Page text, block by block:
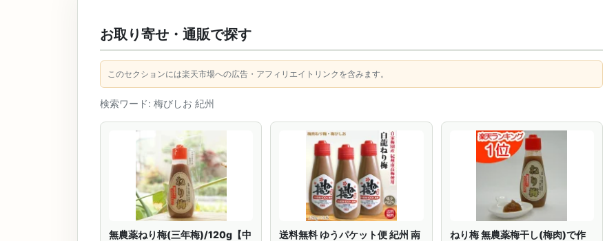
お取り寄せ・通販で探す
このセクションには楽天市場への広告・アフィリエイトリンクを含みます。
検索ワード: 梅びしお 紀州
無農薬ねり梅(三年梅)/120g【中
送料無料 ゆうパケット便 紀州 南
ねり梅 無農薬梅干し(梅肉)で作